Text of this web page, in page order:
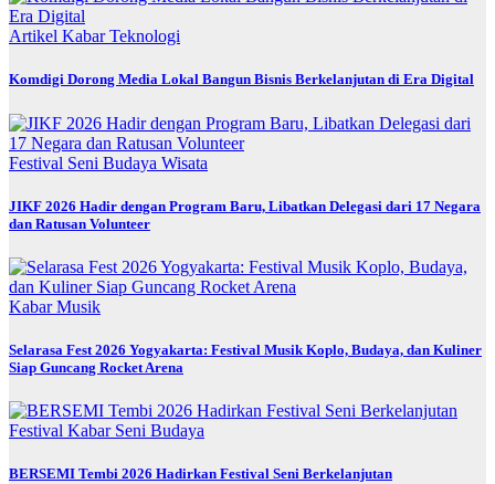
Artikel KabarTeknologi
Komdigi Dorong Media Lokal Bangun Bisnis Berkelanjutan di Era Digital
Festival Seni Budaya Wisata
JIKF 2026 Hadir dengan Program Baru, Libatkan Delegasi dari 17 Negara
dan Ratusan Volunteer
KabarMusik
Selarasa Fest 2026 Yogyakarta: Festival Musik Koplo, Budaya, dan Kuliner
Siap Guncang Rocket Arena
Festival Kabar Seni Budaya
BERSEMI Tembi 2026 Hadirkan Festival Seni Berkelanjutan